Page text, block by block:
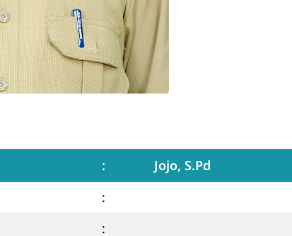
:
Jojo, S.Pd
:
: